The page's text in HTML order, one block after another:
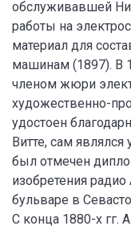
обслуживавшей
работы на
материал для
машинам (1897). В
членом жюри
художественно-
удостоен
Витте, сам являлся
был отмечен
изобретения
бульваре в
С конца 1880-х гг.